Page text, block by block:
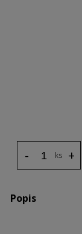
ks +
-
Popis